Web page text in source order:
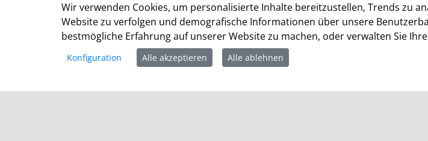
Der Bürgermeister
Altes Rathaus
Telefax: +49 (0) 2181/ 608 - 202
Montag - Freitag 8.00 - 12.00 Uhr
Donnerstag zusätzl. 14.00 -
Bürgerbüro
Montag 8.00 - 16.00 Uhr
Mittwoch 7.00 - 12.30 Uhr
Wir verwenden Cookies, um personalisierte Inhalte bereitzustellen, Trends zu
Website zu verfolgen und demografische Informationen über unsere
bestmögliche Erfahrung auf unserer Website zu machen, oder verwalten Sie
Konfiguration Alle akzeptieren Alle ablehnen